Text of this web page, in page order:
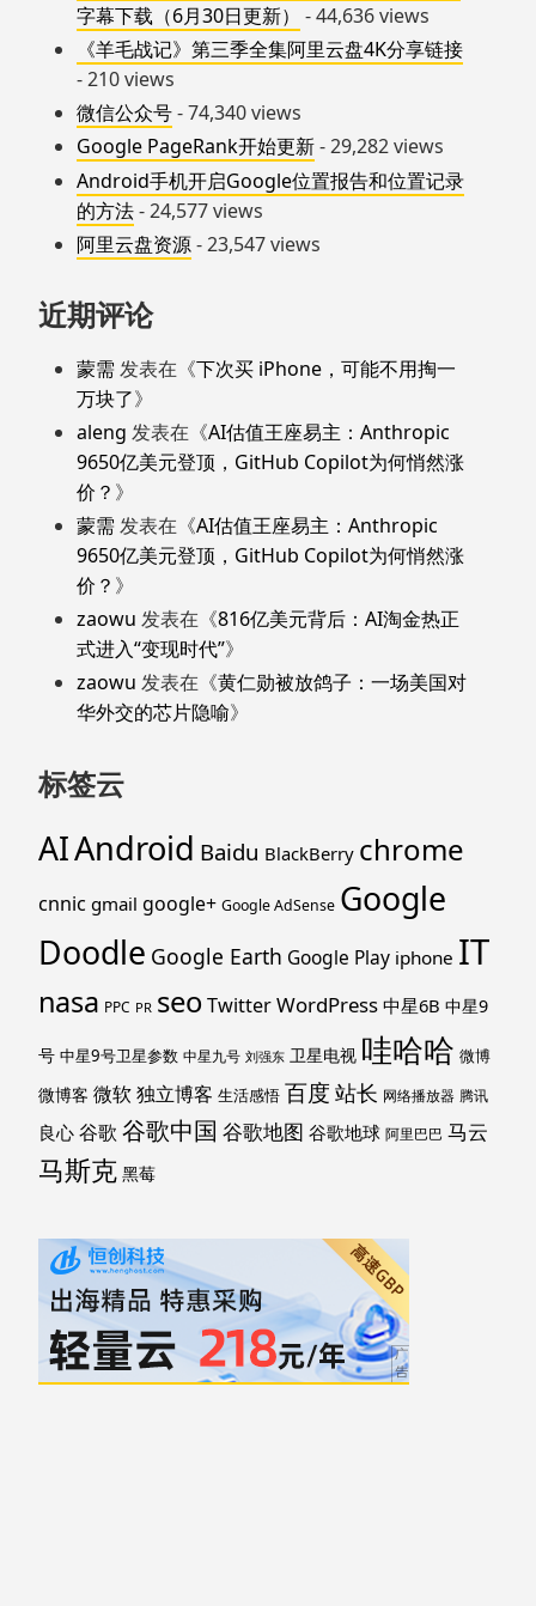
字幕下载（6月30日更新）
- 44,636 views
《羊毛战记》第三季全集阿里云盘4K分享链接
- 210 views
微信公众号- 74,340 views
Google PageRank开始更新- 29,282 views
Android手机开启Google位置报告和位置记录
的方法- 24,577 views
阿里云盘资源- 23,547 views
近期评论
蒙需 发表在《下次买 iPhone，可能不用掏一
万块了》
aleng 发表在《AI估值王座易主：Anthropic
9650亿美元登顶，GitHub Copilot为何悄然涨
价？ 》
蒙需 发表在《AI估值王座易主：Anthropic
9650亿美元登顶，GitHub Copilot为何悄然涨
价？ 》
zaowu 发表在《816亿美元背后：AI淘金热正
式进入“变现时代”》
zaowu 发表在《黄仁勋被放鸽子：一场美国对
华外交的芯片隐喻》
标签云
AIAndroid Baidu BlackBerry chrome
cnnic gmail google+ Google AdSense Google
Doodle Google Earth Google Play iphone IT
nasa PPC PR seoTwitterWordPress 中星6B 中星9
号 中星9号卫星参数 中星九号 刘强东 卫星电视 哇哈哈 微博
微博客 微软独立博客 生活感悟 百度 站长 网络播放器 腾讯
良心 谷歌 谷歌中国 谷歌地图 谷歌地球 阿里巴巴 马云
马斯克 黑莓